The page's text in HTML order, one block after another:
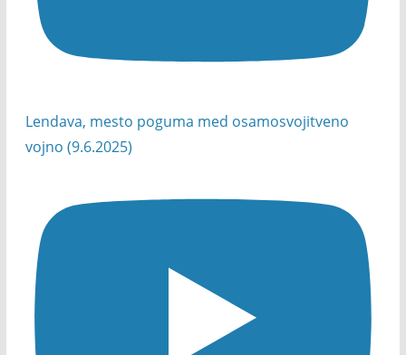
Lendava, mesto poguma med osamosvojitveno
vojno (9.6.2025)